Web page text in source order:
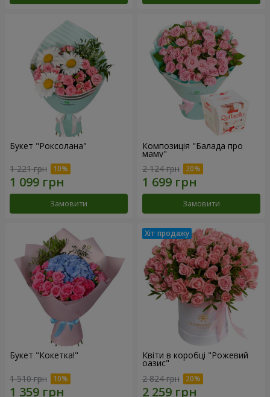
Букет "Роксолана"
1 221 грн
Замовити
Композиція "Балада про
маму"
2 124 грн
Замовити
Букет "Кокетка!"
1 510 грн
Квіти в коробці "Рожевий
оазис"
2 824 грн